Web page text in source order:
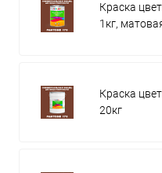
Краска
1кг,
Краска
20кг